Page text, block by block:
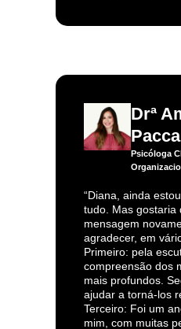
Drª
Pacca
Psicóloga
“Diana, ainda
tudo. Mas gostaria
mensagem
agradecer, em
Primeiro: pela
compreensão dos
mais profundos.
ajudar a torná-los
Terceiro: Foi um
mim, com muitas